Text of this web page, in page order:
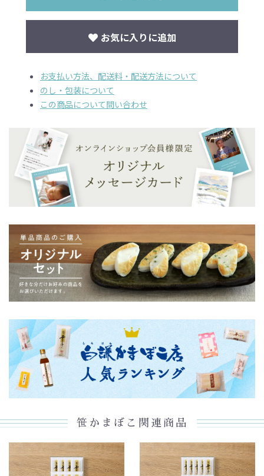
お気に入りに追加
お支払い方法、配送料・配送方法について
のし・包装について
この商品について問い合わせ
笹かまぼこ関連商品